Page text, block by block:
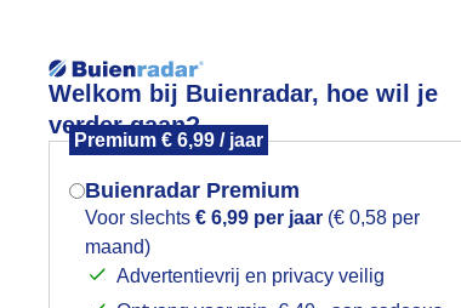
Welkom bij Buienradar, hoe wil je
verder gaan?
Premium € 6,99 / jaar
Buienradar Premium
Voor slechts € 6,99 per jaar (€ 0,58 per
maand)
Advertentievrij en privacy veilig
Lees meer.
Foto en video Weerzine
heiig bij zonsopkomst
Mogen we je locatie gebruiken voor
het weer?